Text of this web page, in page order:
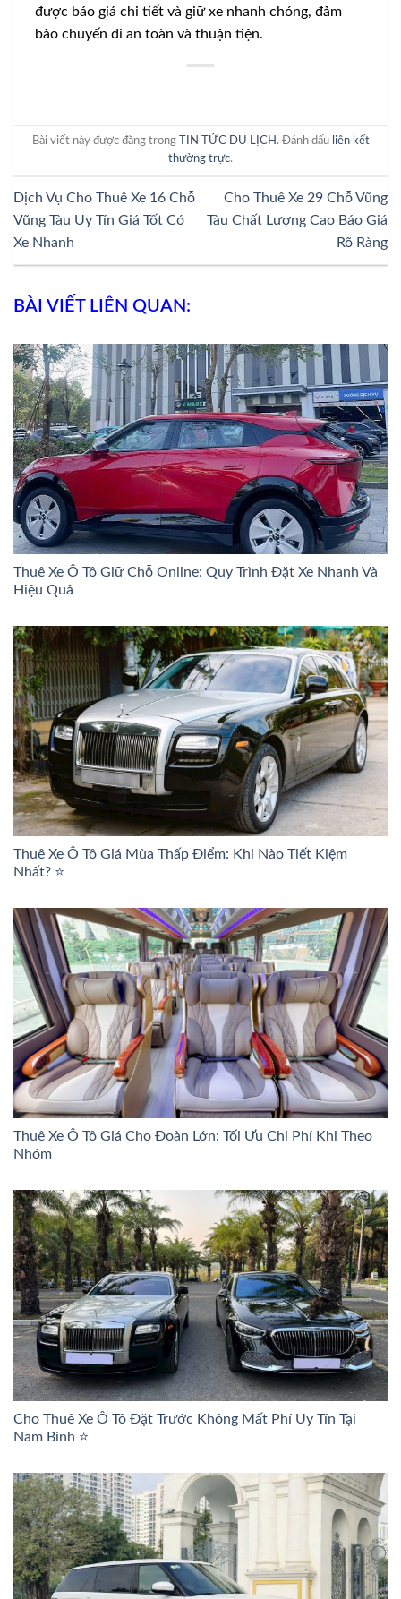
được báo giá chi tiết và giữ xe nhanh chóng, đảm
bảo chuyến đi an toàn và thuận tiện.
Bài viết này được đăng trong TIN TỨC DU LỊCH . Đánh dấu liên kết
thường trực.
Dịch Vụ Cho Thuê Xe 16 Chỗ
Vũng Tàu Uy Tín Giá Tốt Có
Xe Nhanh
Cho Thuê Xe 29 Chỗ Vũng
Tàu Chất Lượng Cao Báo Giá
Rõ Ràng
BÀI VIẾT LIÊN QUAN:
Thuê Xe Ô Tô Giữ Chỗ Online: Quy Trình Đặt Xe Nhanh Và
Hiệu Quả
Thuê Xe Ô Tô Giá Mùa Thấp Điểm: Khi Nào Tiết Kiệm
Nhất? ⭐
Thuê Xe Ô Tô Giá Cho Đoàn Lớn: Tối Ưu Chi Phí Khi Theo
Nhóm
Cho Thuê Xe Ô Tô Đặt Trước Không Mất Phí Uy Tín Tại
Nam Bình ⭐